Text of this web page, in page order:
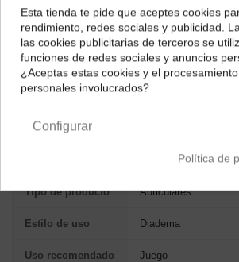
voz excepcional y controles multimedia
auricular.
Diseño de Colección:Combina a la
ratón G705 y el teclado Logitech G715
Collection para una estética de gaming
ESPECIFICACIONES TÉCNICAS
Tipo de producto Auriculares
Estilo de uso Diadema
Uso recomendado Juego
¿Dónde deseas recibir
Selecciona tu ubicación para mostrarte
impuestos correctos para tu
Esta tienda te pide que aceptes cookies
rendimiento, redes sociales y publicidad.
las cookies publicitarias de terceros se
funciones de redes sociales y anuncios
¿Aceptas estas cookies y el
personales involucrados?
Configurar
Política de